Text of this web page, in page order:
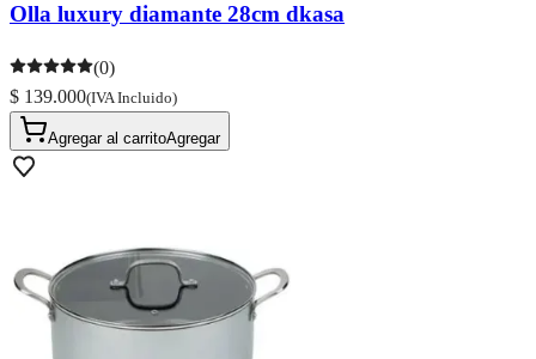
Olla luxury diamante 28cm dkasa
(0)
$ 139.000(IVA Incluido)
Agregar al carritoAgregar